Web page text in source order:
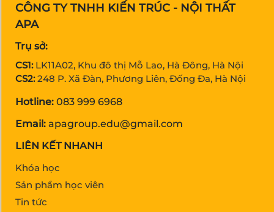
CÔNG TY TNHH KIẾN TRÚC - NỘI THẤT
APA
Trụ sở:
CS1: LK11A02, Khu đô thị Mỗ Lao, Hà Đông, Hà Nội
CS2: 248 P. Xã Đàn, Phương Liên, Đống Đa, Hà Nội
Hotline: 083 999 6968
Email: apagroup.edu@gmail.com
LIÊN KẾT NHANH
Khóa học
Sản phẩm học viên
Tin tức